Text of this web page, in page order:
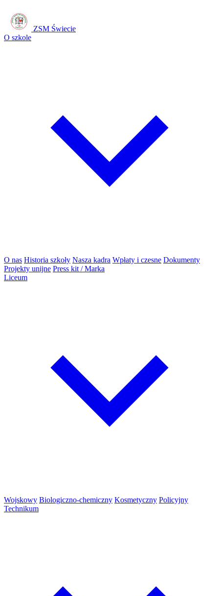
ZSM Świecie
O szkole
O nas Historia szkoły Nasza kadra Wpłaty i czesne Dokumenty
Projekty unijne Press kit / Marka
Liceum
Wojskowy Biologiczno-chemiczny Kosmetyczny Policyjny
Technikum